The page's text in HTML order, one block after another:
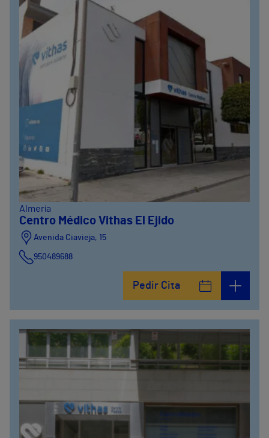
Almería
Centro Médico Vithas El Ejido
Avenida Ciavieja, 15
950489688
Pedir Cita